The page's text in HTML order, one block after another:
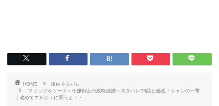
HOME
漫画ネタバレ
マリッジ＆ソード～令嬢剣士の政略結婚～ネタバレ23話と感想！シャンの一撃
｜改めてエルジェに問うと・・